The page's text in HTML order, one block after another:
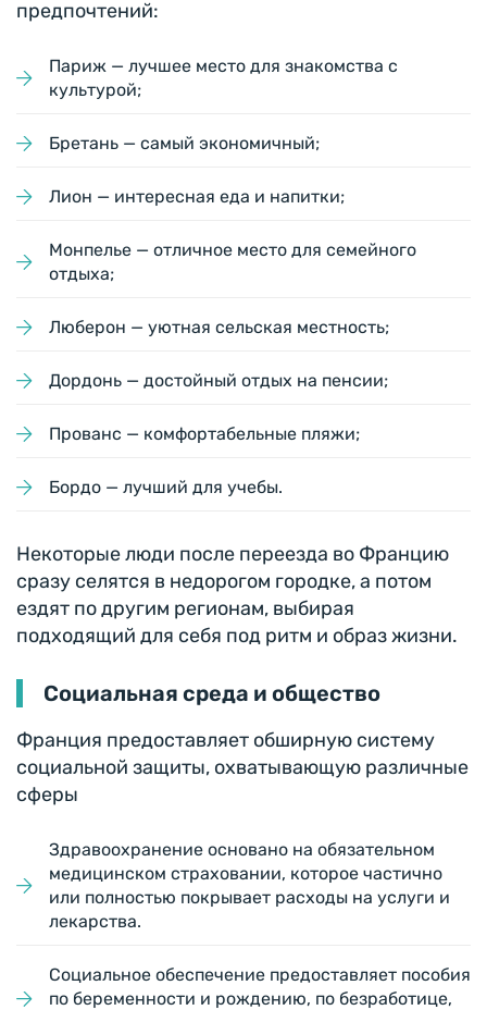
предпочтений:
Париж — лучшее место для знакомства с
культурой;
Бретань — самый экономичный;
Лион — интересная еда и напитки;
Монпелье — отличное место для семейного
отдыха;
Люберон — уютная сельская местность;
Дордонь — достойный отдых на пенсии;
Прованс — комфортабельные пляжи;
Бордо — лучший для учебы.
Некоторые люди после переезда во Францию
сразу селятся в недорогом городке, а потом
ездят по другим регионам, выбирая
подходящий для себя под ритм и образ жизни.
Социальная среда и общество
Франция предоставляет обширную систему
социальной защиты, охватывающую различные
сферы
Здравоохранение основано на обязательном
медицинском страховании, которое частично
или полностью покрывает расходы на услуги и
лекарства.
Социальное обеспечение предоставляет пособия
по беременности и рождению, по безработице,